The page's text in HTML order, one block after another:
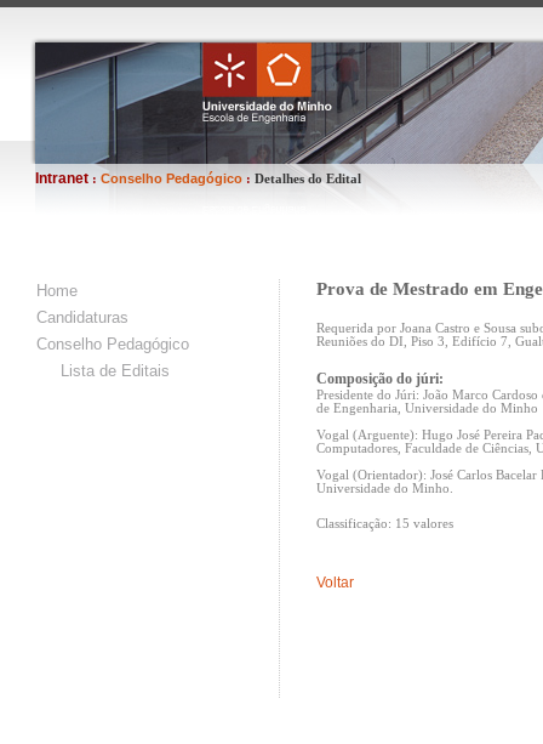
Intranet : Conselho Pedagógico : Detalhes do Edital
Home
Candidaturas
Conselho Pedagógico
Lista de Editais
Prova de Mestrado em
Requerida por Joana Castro e Sousa
Reuniões do DI, Piso 3, Edifício 7,
Composição do júri:
Presidente do Júri: João Marco
de Engenharia, Universidade do Minho
Vogal (Arguente): Hugo José Pereira
Computadores, Faculdade de Ciências,
Vogal (Orientador): José Carlos
Universidade do Minho.
Classificação: 15 valores
Voltar